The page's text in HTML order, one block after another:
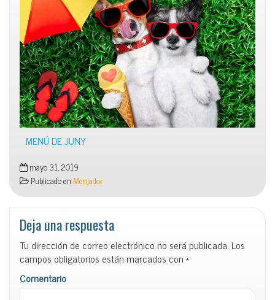
MENÚ DE JUNY
mayo 31, 2019
Publicado en Menjador
Deja una respuesta
Tu dirección de correo electrónico no será publicada.Los
campos obligatorios están marcados con*
Comentario